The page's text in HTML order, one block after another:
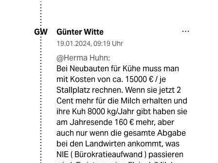
GW Günter Witte
19.01.2024, 09:19 Uhr
@Herma Huhn:
Bei Neubauten für Kühe muss man
mit Kosten von ca. 15000 € / je
Stallplatz rechnen. Wenn sie jetzt 2
Cent mehr für die Milch erhalten und
ihre Kuh 8000 kg/Jahr gibt haben sie
am Jahresende 160 € mehr, aber
auch nur wenn die gesamte Abgabe
bei den Landwirten ankommt, was
NIE ( Bürokratieaufwand ) passieren